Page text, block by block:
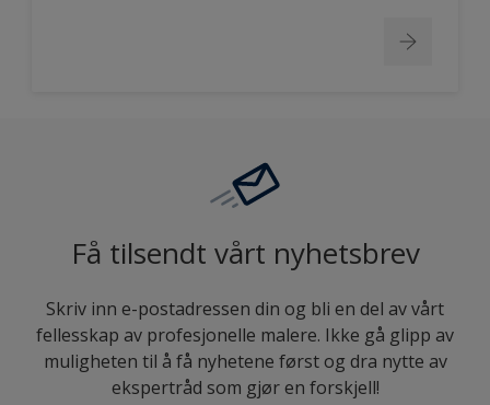
Få tilsendt vårt nyhetsbrev
Skriv inn e-postadressen din og bli en del av vårt
fellesskap av profesjonelle malere. Ikke gå glipp av
muligheten til å få nyhetene først og dra nytte av
ekspertråd som gjør en forskjell!